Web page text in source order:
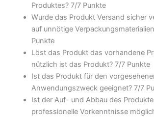
Produktes? 7/7 Punkte
Wurde das Produkt Versand sicher
auf unnötige
Punkte
Löst das Produkt das vorhandene
nützlich ist das Produkt? 7/7 Punkte
Ist das Produkt für den
Anwendungszweck geeignet? 7/7
Ist der Auf- und Abbau des
professionelle Vorkenntnisse